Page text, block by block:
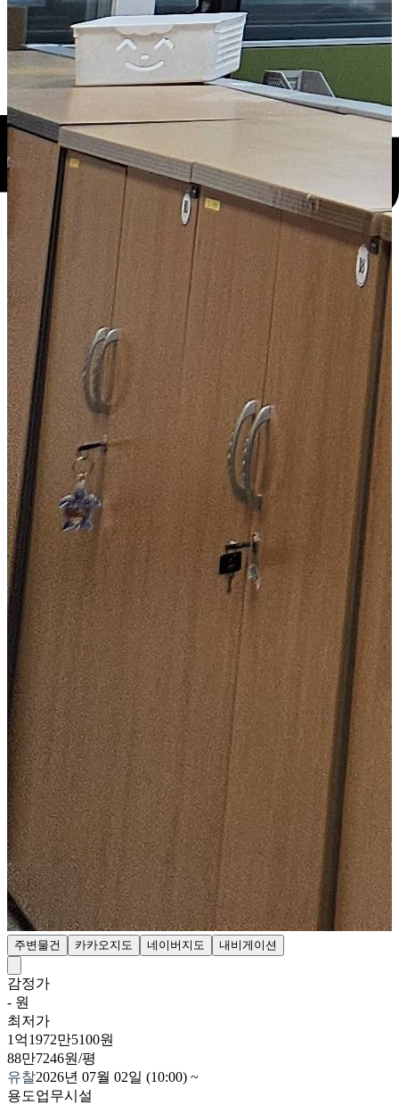
주변물건 카카오지도 네이버지도 내비게이션
감정가
- 원
최저가
1억1972만5100원
88만7246원/평
유찰2026년 07월 02일 (10:00) ~
용도업무시설